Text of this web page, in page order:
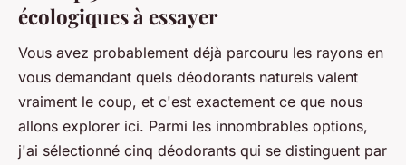
écologiques à essayer
Vous avez probablement déjà parcouru les rayons en
vous demandant quels déodorants naturels valent
vraiment le coup, et c'est exactement ce que nous
allons explorer ici. Parmi les innombrables options,
j'ai sélectionné cinq déodorants qui se distinguent par